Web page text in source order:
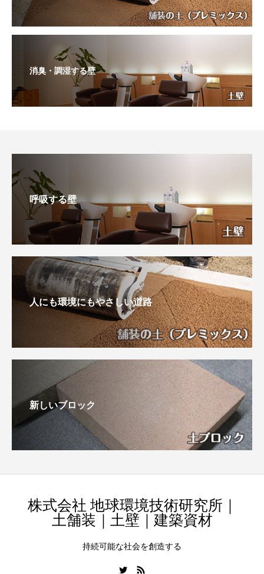
消臭・調湿する壁
呼吸する壁
人にも環境にもやさしい道路
新しいブロック
株式会社 地球環境技術研究所｜
土舗装｜土壁｜建築資材
持続可能な社会を創造する